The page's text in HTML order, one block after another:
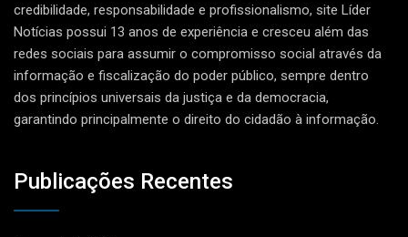
credibilidade, responsabilidade e profissionalismo, site Líder
Notícias possui 13 anos de experiência e cresceu além das
redes sociais para assumir o compromisso social através da
informação e fiscalização do poder público, sempre dentro
dos princípios universais da justiça e da democracia,
garantindo principalmente o direito do cidadão à informação.
Publicações Recentes